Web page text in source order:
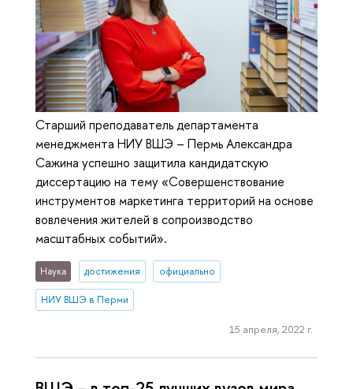
Старший преподаватель департамента
менеджмента НИУ ВШЭ – Пермь Александра
Сажина успешно защитила кандидатскую
диссертацию на тему «Совершенствование
инструментов маркетинга территорий на основе
вовлечения жителей в сопроизводство
масштабных событий».
Наука достижения официально
НИУ ВШЭ в Перми
15 апреля, 2022 г.